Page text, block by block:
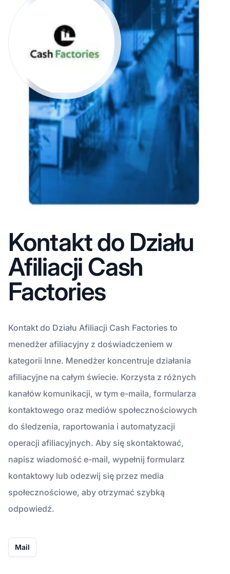
Kontakt do Działu
Afiliacji Cash
Factories
Kontakt do Działu Afiliacji Cash Factories to
menedżer afiliacyjny z doświadczeniem w
kategorii Inne. Menedżer koncentruje działania
afiliacyjne na całym świecie. Korzysta z różnych
kanałów komunikacji, w tym e-maila, formularza
kontaktowego oraz mediów społecznościowych
do śledzenia, raportowania i automatyzacji
operacji afiliacyjnych. Aby się skontaktować,
napisz wiadomość e-mail, wypełnij formularz
kontaktowy lub odezwij się przez media
społecznościowe, aby otrzymać szybką
odpowiedź.
Mail